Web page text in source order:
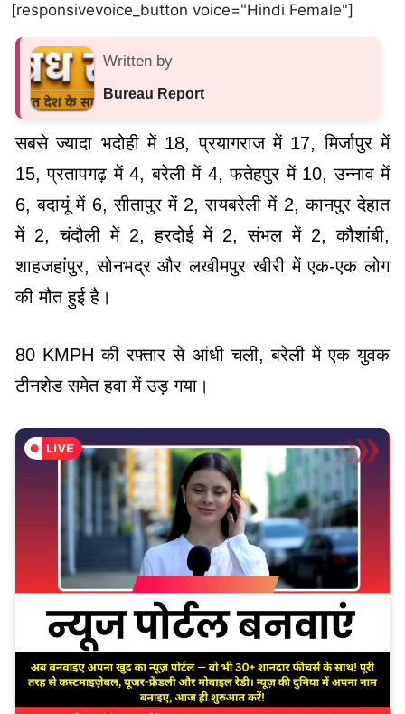
[responsivevoice_button voice="Hindi Female"]
Written by
Bureau Report
सबसे ज्यादा भदोही में 18, प्रयागराज में 17, मिर्जापुर में
15, प्रतापगढ़ में 4, बरेली में 4, फतेहपुर में 10, उन्नाव में
6, बदायूं में 6, सीतापुर में 2, रायबरेली में 2, कानपुर देहात
में 2, चंदौली में 2, हरदोई में 2, संभल में 2, कौशांबी,
शाहजहांपुर, सोनभद्र और लखीमपुर खीरी में एक-एक लोग
की मौत हुई है।
80 KMPH की रफ्तार से आंधी चली, बरेली में एक युवक
टीनशेड समेत हवा में उड़ गया।